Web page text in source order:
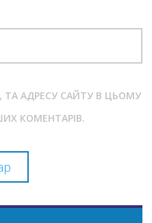
ТА АДРЕСУ САЙТУ В ЦЬОМУ
КОМЕНТАРІВ.